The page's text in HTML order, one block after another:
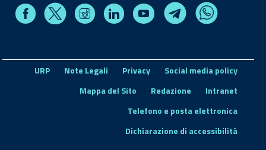
FacebookX InstagramLinkedin Youtube TelegramWhatsapp
URP Note Legali Privacy
Social media policy
Mappa del Sito
Redazione
Intranet
Telefono e posta elettronica
Dichiarazione di accessibilità